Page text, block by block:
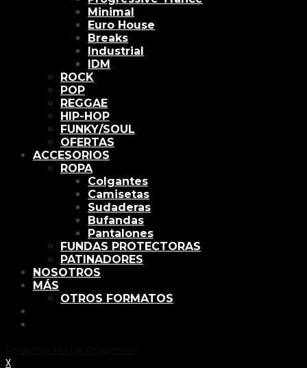
Minimal
Euro House
Breaks
Industrial
IDM
ROCK
POP
REGGAE
HIP-HOP
FUNKY/SOUL
OFERTAS
ACCESORIOS
ROPA
Colgantes
Camisetas
Sudaderas
Bufandas
Pantalones
FUNDAS PROTECTORAS
PATINADORES
NOSOTROS
MÁS
OTROS FORMATOS
X